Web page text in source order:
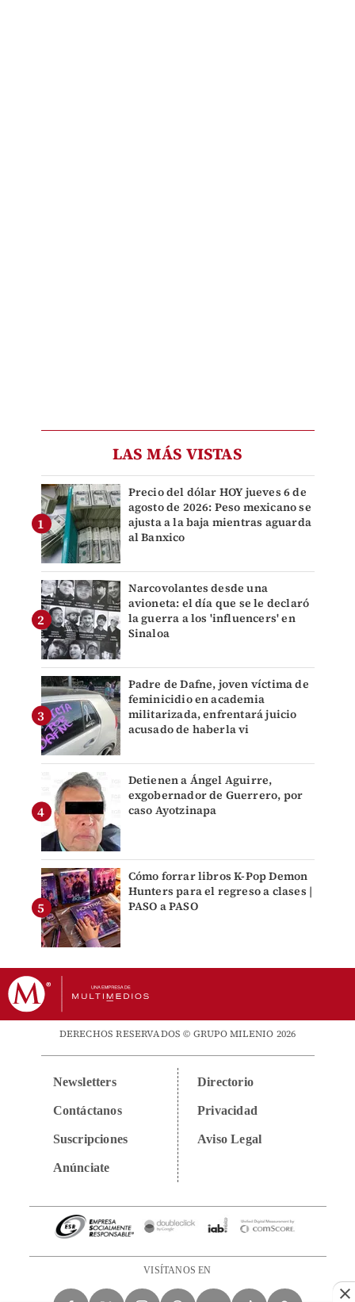
LAS MÁS VISTAS
Precio del dólar HOY jueves 6 de
agosto de 2026: Peso mexicano se
ajusta a la baja mientras aguarda
al Banxico
Narcovolantes desde una
avioneta: el día que se le declaró
la guerra a los 'influencers' en
Sinaloa
Padre de Dafne, joven víctima de
feminicidio en academia
militarizada, enfrentará juicio
acusado de haberla vi
Detienen a Ángel Aguirre,
exgobernador de Guerrero, por
caso Ayotzinapa
Cómo forrar libros K-Pop Demon
Hunters para el regreso a clases |
PASO a PASO
DERECHOS RESERVADOS © GRUPO MILENIO 2026
Newsletters
Contáctanos
Suscripciones
Anúnciate
Directorio
Privacidad
Aviso Legal
VISÍTANOS EN